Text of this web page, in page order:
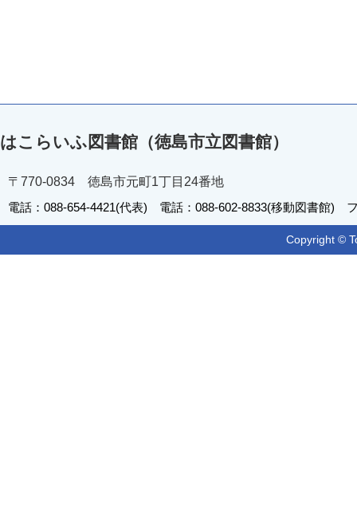
はこらいふ図書館（徳島市立図書館）
〒770-0834 徳島市元町1丁目24番地
電話：088-654-4421(代表) 電話：088-602-8833(移動図書館)
Copyright ©